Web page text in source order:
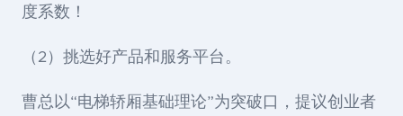
度系数！
（ 2）挑选好产品和服务平台。
曹总以“电梯轿厢基础理论”为突破口，提议创业者